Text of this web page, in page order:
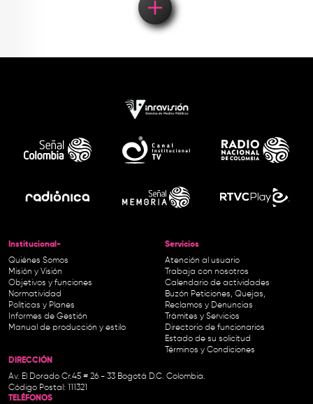
Institucional-
Quiénes Somos
Misión y Visión
Objetivos y funciones
Normatividad
Políticas y Planes
Informes de Gestión
Manual de producción y estilo
Servicios
Atención al usuario
Trabaja con nosotros
Calendario de actividades
Buzón Peticiones, Quejas,
Reclamos y Denuncias
Trámites y Servicios
Directorio de funcionarios
Estado de su solicitud
Términos y Condiciones
DIRECCIÓN
Av. El Dorado Cr.45 # 26 - 33 Bogotá D.C. Colombia.
Código Postal: 111321
TELÉFONOS